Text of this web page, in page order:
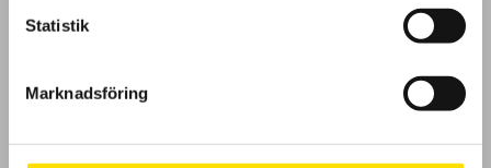
Statistik
Marknadsföring